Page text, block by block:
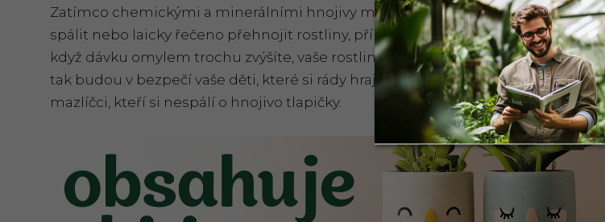
Zatímco chemickými a minerálními hnojivy můžete půdu snadno vyčerpat,
spálit nebo laicky řečeno přehnojit rostliny, přírodní složení vám dává jistotu, že
když dávku omylem trochu zvýšíte, vaše rostliny budou stále v bezpečí. Stejně
tak budou v bezpečí vaše děti, které si rády hrají na zahradě nebo vaši domácí
mazlíčci, kteří si nespálí o hnojivo tlapičky.